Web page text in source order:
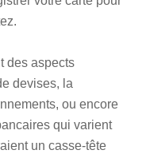
des aspects
devises, la
ou encore
qui varient
un casse-tête